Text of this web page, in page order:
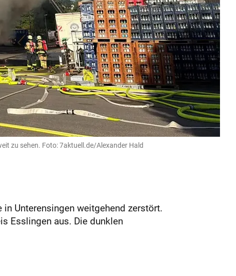
zu sehen. Foto: 7aktuell.de/Alexander Hald
Unterensingen weitgehend zerstört.
Esslingen aus. Die dunklen